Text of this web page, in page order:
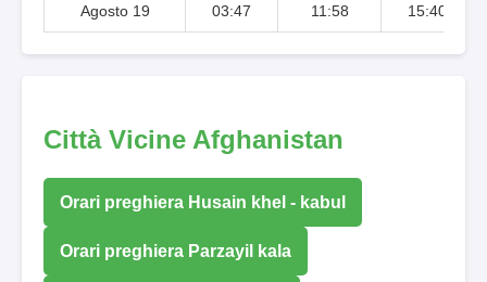
Agosto 19 03:47 11:58 15:40
Città Vicine Afghanistan
Orari preghiera Husain khel - kabul
Orari preghiera Parzayil kala